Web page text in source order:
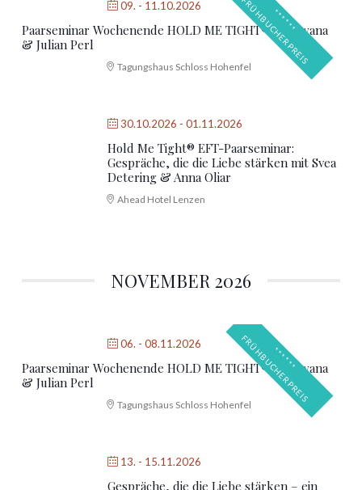
09. - 11.10.2026
*
*
*
*
*
*
F
R
Ü
H
B
U
C
H
E
R
P
R
E
I
S
Paarseminar Wochenende HOLD ME TIGHT® mit Swana
& Julian Perl
Tagungshaus Schloss Hohenfel
30.10.2026 - 01.11.2026
Hold Me Tight® EFT-Paarseminar:
Gespräche, die die Liebe stärken mit Svea Detering &
Ahead Hotel Lenzen
NOVEMBER 2026
06. - 08.11.2026
*
*
*
*
*
*
F
R
Ü
H
B
U
C
H
E
R
P
R
E
I
S
Paarseminar Wochenende HOLD ME TIGHT® mit Swana
& Julian Perl
Tagungshaus Schloss Hohenfel
13. - 15.11.2026
Gespräche, die die Liebe stärken – ein Seminar für Paare